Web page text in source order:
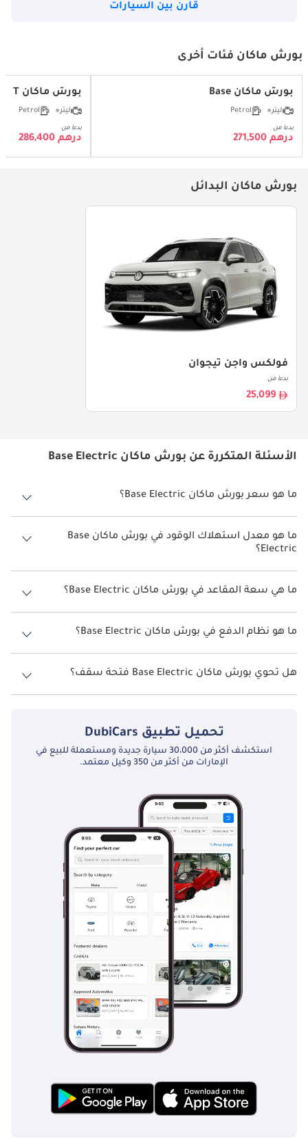
قارن بين السيارات
بورش ماكان فئات أخرى
بورش ماكان Base
ليتر Petrol
بدءا من
درهم 271,500
بورش ماكان T
ليتر Petrol
بدءا من
درهم 286,400
بورش ماكان البدائل
فولكس واجن تيجوان
بدءا من
25,099
الأسئلة المتكررة عن بورش ماكان Base Electric
ما هو سعر بورش ماكان Base Electric؟
سعر بورش ماكان Base Electric هو درهم 308,100.
ما هو معدل استهلاك الوقود في بورش ماكان Base
Electric؟
يبلغ معدل استهلاك الوقود المقترح من الشركة المصنعة لسيارة بورش
ماكان 2026 من 500 كم - 613 كم.
ما هي سعة المقاعد في بورش ماكان Base Electric؟
تتسع بورش ماكان Base Electric لأ 5 أشخاص.
ما هو نظام الدفع في بورش ماكان Base Electric؟
نظام الدفع في بورش ماكان Rear Wheel Drive Base Electric.
هل تحوي بورش ماكان Base Electric فتحة سقف؟
نعم توفر بورش ماكان Base Electric فتحة السقف كخيار.
تحميل تطبيق DubiCars
استكشف أكثر من 30،000 سيارة جديدة ومستعملة للبيع في
الإمارات من أكثر من 350 وكيل معتمد.